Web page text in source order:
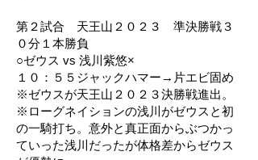
第２試合 天王山２０２３ 準決勝戦３
０分１本勝負
○ゼウス vs 浅川紫悠×
１０：５５ジャックハマー→片エビ固め
※ゼウスが天王山２０２３決勝戦進出。
※ローグネイションの浅川がゼウスと初
の一騎打ち。意外と真正面からぶつかっ
ていった浅川だったが体格差からゼウス